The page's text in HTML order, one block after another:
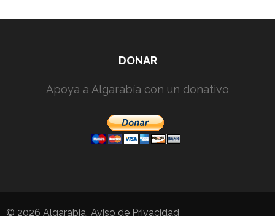
DONAR
Apoya a Algarabía con un donativo
© 2026 Algarabia. Aviso de Privacidad